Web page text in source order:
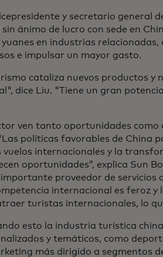
y secretario general
ánimo de lucro con sede en
en industrias relacionadas,
e impulsar un mayor gasto.
cataliza nuevos productos y
dice Liu. "Tiene un gran
ven tanto oportunidades como
políticas favorables de China
vuelos internacionales y la
oportunidades”, explica Sun
importante proveedor de servicios
internacional es feroz y
turistas internacionales, lo
esto la industria turística
y temáticos, como
más dirigido a segmentos